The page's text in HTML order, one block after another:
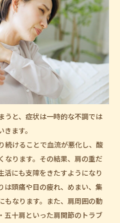
うと、症状は一時的な不調では
ます。
続けることで血流が悪化し、酸
なります。その結果、肩の重だ
活にも支障をきたすようになり
は頭痛や目の疲れ、めまい、集
もなります。また、肩周囲の動
五十肩といった肩関節のトラブ